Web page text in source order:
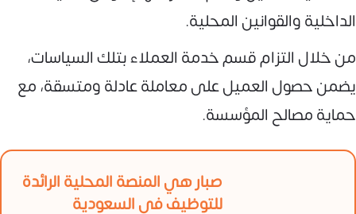
الداخلية والقوانين المحلية.
من خلال التزام قسم خدمة العملاء بتلك السياسات،
يضمن حصول العميل على معاملة عادلة ومتسقة، مع
حماية مصالح المؤسسة.
صبار هي المنصة المحلية الرائدة
للتوظيف في السعودية